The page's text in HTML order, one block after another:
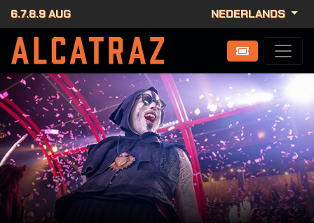
6.7.8.9 AUG NEDERLANDS